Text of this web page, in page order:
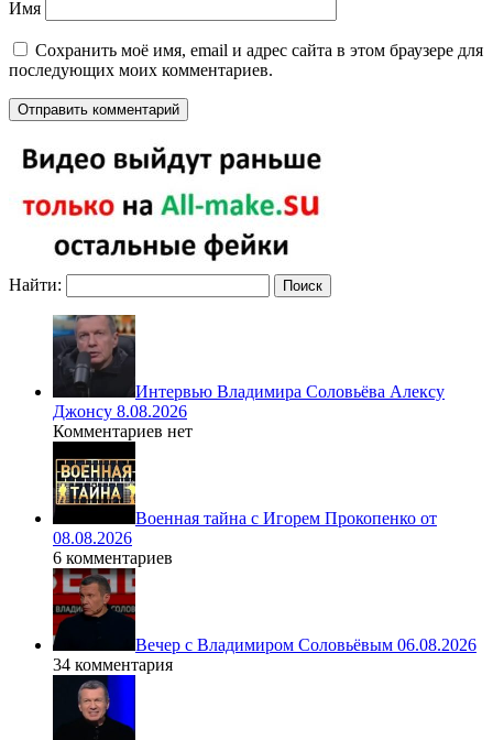
Имя
Сохранить моё имя, email и адрес сайта в этом браузере для
последующих моих комментариев.
Найти:
Интервью Владимира Соловьёва Алексу
Джонсу 8.08.2026
Комментариев нет
Военная тайна с Игорем Прокопенко от
08.08.2026
6 комментариев
Вечер с Владимиром Соловьёвым 06.08.2026
34 комментария